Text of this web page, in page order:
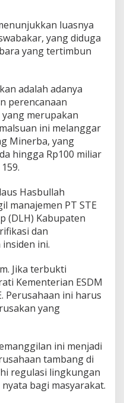
luasnya
yang diduga
yang tertimbun
adalah adanya
perencanaan
yang merupakan
ini melanggar
Minerba, yang
hingga Rp100 miliar
Hasbullah
manajemen PT STE
(DLH) Kabupaten
dan
ini.
Jika terbukti
Kementerian ESDM
Perusahaan ini harus
yang
ini menjadi
tambang di
regulasi lingkungan
bagi masyarakat.